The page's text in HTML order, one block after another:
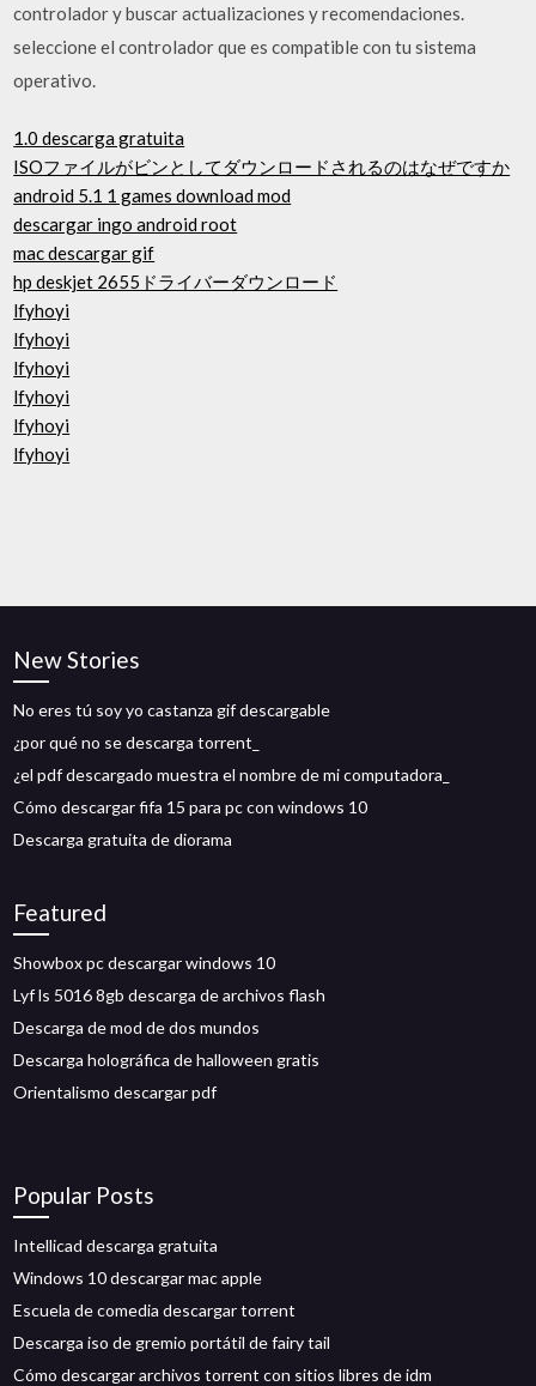
controlador y buscar actualizaciones y recomendaciones.
seleccione el controlador que es compatible con tu sistema
operativo.
1.0 descarga gratuita
ISOファイルがビンとしてダウンロードされるのはなぜですか
android 5.1 1 games download mod
descargar ingo android root
mac descargar gif
hp deskjet 2655ドライバーダウンロード
lfyhoyi
lfyhoyi
lfyhoyi
lfyhoyi
lfyhoyi
lfyhoyi
New Stories
No eres tú soy yo castanza gif descargable
¿por qué no se descarga torrent_
¿el pdf descargado muestra el nombre de mi computadora_
Cómo descargar fifa 15 para pc con windows 10
Descarga gratuita de diorama
Featured
Showbox pc descargar windows 10
Lyf ls 5016 8gb descarga de archivos flash
Descarga de mod de dos mundos
Descarga holográfica de halloween gratis
Orientalismo descargar pdf
Popular Posts
Intellicad descarga gratuita
Windows 10 descargar mac apple
Escuela de comedia descargar torrent
Descarga iso de gremio portátil de fairy tail
Cómo descargar archivos torrent con sitios libres de idm